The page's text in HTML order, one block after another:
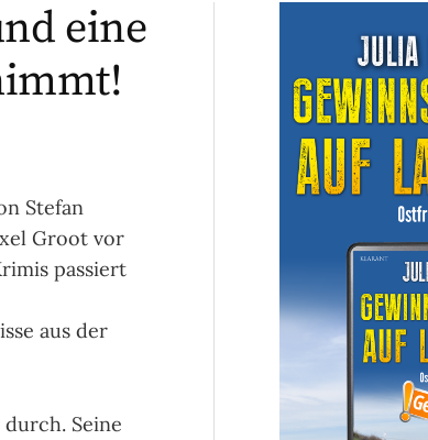
eine
Stefan
Groot vor
passiert
aus der
Seine